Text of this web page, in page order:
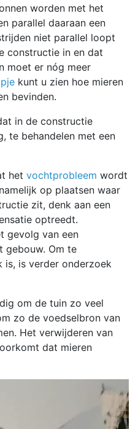
worden met het
parallel daaraan een
niet parallel loopt
constructie in en dat
moet er nóg meer
kunt u zien hoe mieren
bevinden.
in de constructie
te behandelen met een
het vochtprobleem wordt
op plaatsen waar
zit, denk aan een
optreedt.
gevolg van een
gebouw. Om te
is, is verder onderzoek
om de tuin zo veel
zo de voedselbron van
Het verwijderen van
dat mieren